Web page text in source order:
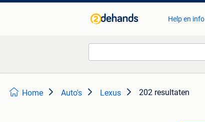
Help en info
Home Auto's Lexus 202 resultaten